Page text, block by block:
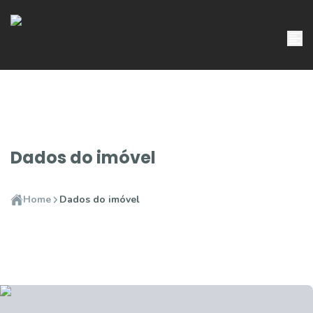
Dados do imóvel
Home Dados do imóvel